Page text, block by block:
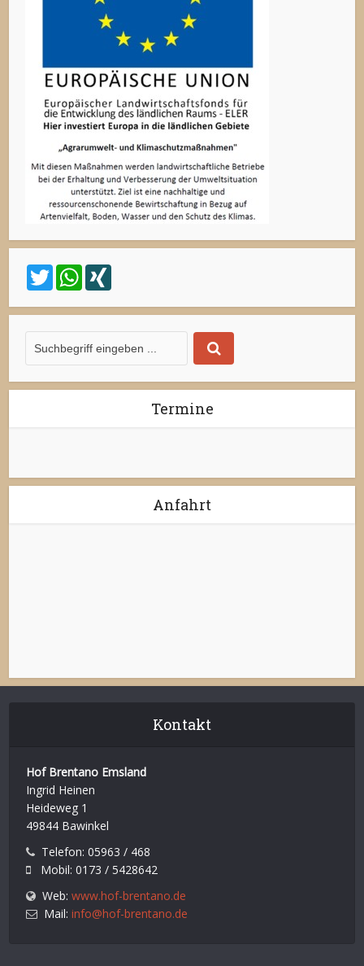
TwitterWhatsApp
Termine
Anfahrt
Kontakt
Hof Brentano Emsland
Ingrid Heinen
Heideweg 1
49844 Bawinkel
Telefon: 05963 / 468
Mobil: 0173 / 5428642
Web:www.hof-brentano.de
Mail:info@hof-brentano.de